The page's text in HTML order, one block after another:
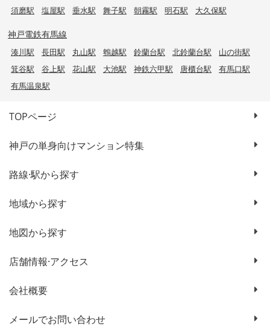
須磨駅
塩屋駅 垂水駅 舞子駅 朝霧駅 明石駅 大久保駅
神戸電鉄有馬線
湊川駅 長田駅 丸山駅 鵯越駅 鈴蘭台駅 北鈴蘭台駅
山の街駅
箕谷駅
谷上駅 花山駅 大池駅 神鉄六甲駅 唐櫃台駅
有馬口駅
有馬温泉駅
TOPページ
神戸の単身向けマンション特集
路線·駅から探す
地域から探す
地図から探す
店舗情報·アクセス
会社概要
メールでお問い合わせ